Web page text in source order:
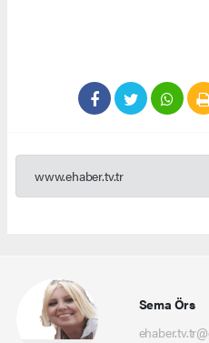
www.ehaber.tv.tr
Sema Örs